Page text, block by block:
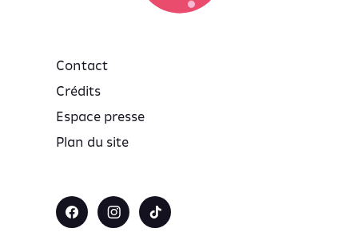
Contact
Crédits
Espace presse
Plan du site